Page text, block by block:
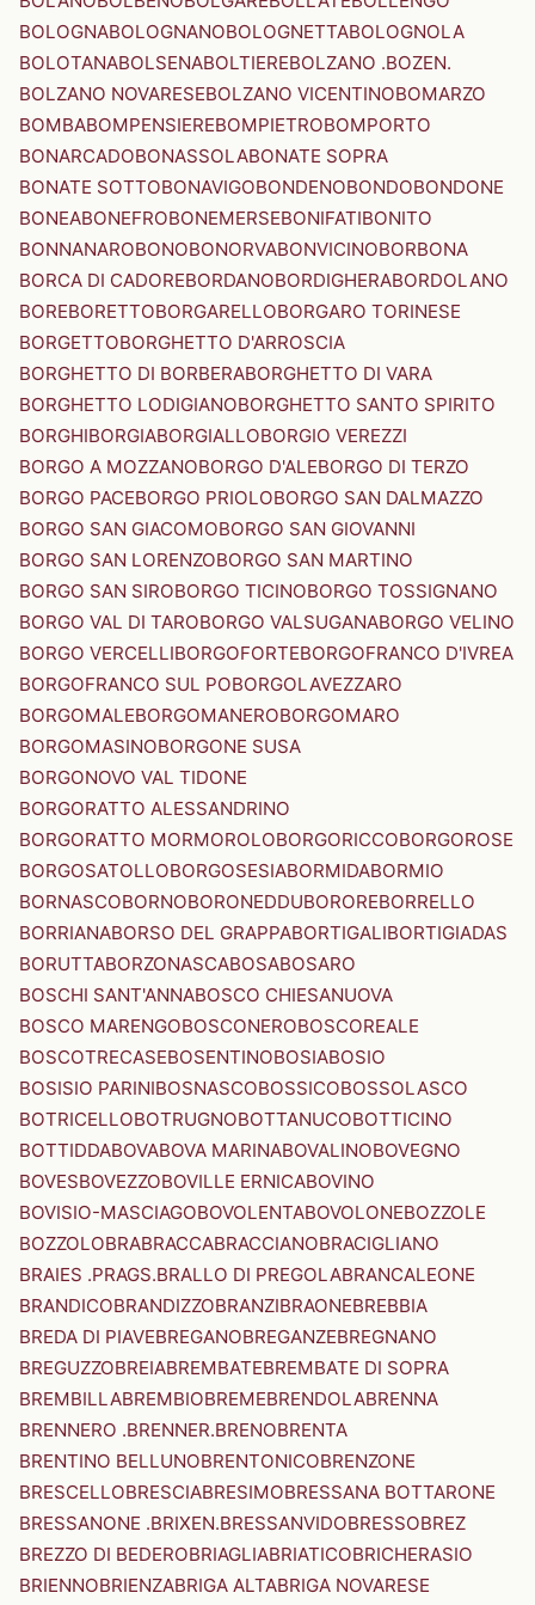
BOLOGNABOLOGNANOBOLOGNETTABOLOGNOLA
BOLOTANABOLSENABOLTIEREBOLZANO .BOZEN.
BOLZANO NOVARESEBOLZANO VICENTINOBOMARZO
BOMBABOMPENSIEREBOMPIETROBOMPORTO
BONARCADOBONASSOLABONATE SOPRA
BONATE SOTTOBONAVIGOBONDENOBONDOBONDONE
BONEABONEFROBONEMERSEBONIFATIBONITO
BONNANAROBONOBONORVABONVICINOBORBONA
BORCA DI CADOREBORDANOBORDIGHERABORDOLANO
BOREBORETTOBORGARELLOBORGARO TORINESE
BORGETTOBORGHETTO D'ARROSCIA
BORGHETTO DI BORBERABORGHETTO DI VARA
BORGHETTO LODIGIANOBORGHETTO SANTO SPIRITO
BORGHIBORGIABORGIALLOBORGIO VEREZZI
BORGO A MOZZANOBORGO D'ALEBORGO DI TERZO
BORGO PACEBORGO PRIOLOBORGO SAN DALMAZZO
BORGO SAN GIACOMOBORGO SAN GIOVANNI
BORGO SAN LORENZOBORGO SAN MARTINO
BORGO SAN SIROBORGO TICINOBORGO TOSSIGNANO
BORGO VAL DI TAROBORGO VALSUGANABORGO VELINO
BORGO VERCELLIBORGOFORTEBORGOFRANCO D'IVREA
BORGOFRANCO SUL POBORGOLAVEZZARO
BORGOMALEBORGOMANEROBORGOMARO
BORGOMASINOBORGONE SUSA
BORGONOVO VAL TIDONE
BORGORATTO ALESSANDRINO
BORGORATTO MORMOROLOBORGORICCOBORGOROSE
BORGOSATOLLOBORGOSESIABORMIDABORMIO
BORNASCOBORNOBORONEDDUBOROREBORRELLO
BORRIANABORSO DEL GRAPPABORTIGALIBORTIGIADAS
BORUTTABORZONASCABOSABOSARO
BOSCHI SANT'ANNABOSCO CHIESANUOVA
BOSCO MARENGOBOSCONEROBOSCOREALE
BOSCOTRECASEBOSENTINOBOSIABOSIO
BOSISIO PARINIBOSNASCOBOSSICOBOSSOLASCO
BOTRICELLOBOTRUGNOBOTTANUCOBOTTICINO
BOTTIDDABOVABOVA MARINABOVALINOBOVEGNO
BOVESBOVEZZOBOVILLE ERNICABOVINO
BOVISIO-MASCIAGOBOVOLENTABOVOLONEBOZZOLE
BOZZOLOBRABRACCABRACCIANOBRACIGLIANO
BRAIES .PRAGS.BRALLO DI PREGOLABRANCALEONE
BRANDICOBRANDIZZOBRANZIBRAONEBREBBIA
BREDA DI PIAVEBREGANOBREGANZEBREGNANO
BREGUZZOBREIABREMBATEBREMBATE DI SOPRA
BREMBILLABREMBIOBREMEBRENDOLABRENNA
BRENNERO .BRENNER.BRENOBRENTA
BRENTINO BELLUNOBRENTONICOBRENZONE
BRESCELLOBRESCIABRESIMOBRESSANA BOTTARONE
BRESSANONE .BRIXEN.BRESSANVIDOBRESSOBREZ
BREZZO DI BEDEROBRIAGLIABRIATICOBRICHERASIO
BRIENNOBRIENZABRIGA ALTABRIGA NOVARESE